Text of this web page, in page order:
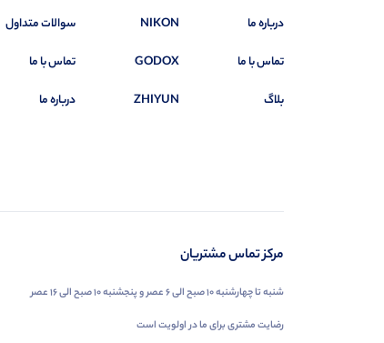
درباره ما
تماس با ما
بلاگ
NIKON
GODOX
ZHIYUN
سوالات متداول
تماس با ما
درباره ما
مرکز تماس مشتریان
شنبه تا چهارشنبه ۱۰ صبح الی ۶ عصر و پنجشنبه ۱۰ صبح الی ۱۶ عصر
رضایت مشتری برای ما در اولویت است